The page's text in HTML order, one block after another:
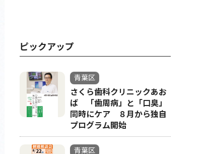
ピックアップ
青葉区
さくら歯科クリニックあお
ば 「歯周病」と「口臭」
同時にケア ８月から独自
プログラム開始
青葉区